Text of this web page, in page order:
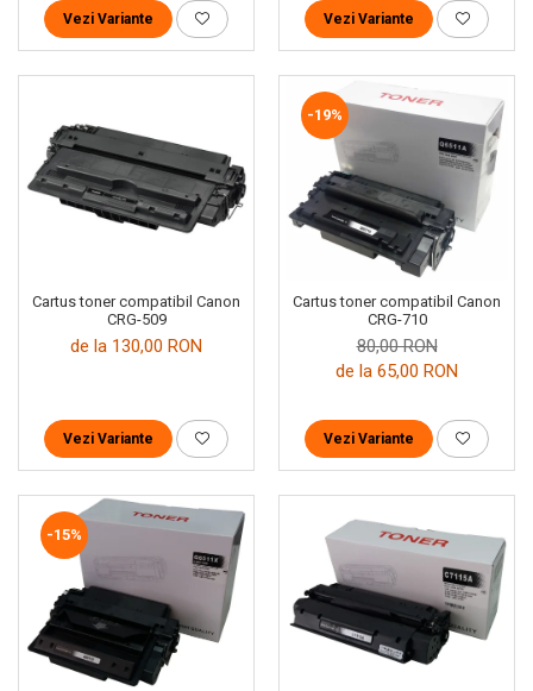
Vezi Variante Vezi Variante
Cartus toner compatibil Canon
CRG-509
de la 130,00 RON
Vezi Variante
-19%
Cartus toner compatibil Canon
CRG-710
80,00 RON
de la 65,00 RON
Vezi Variante
-15%